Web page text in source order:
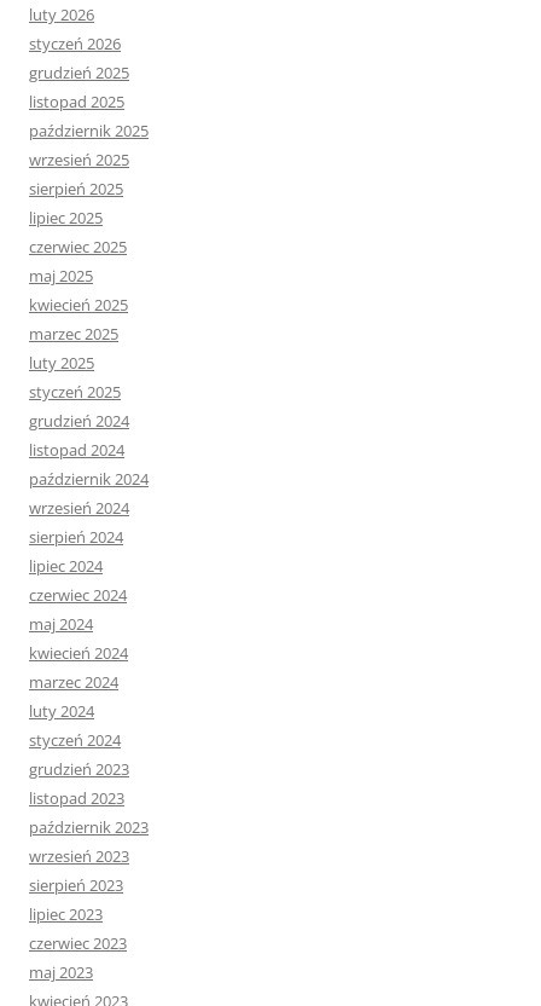
luty 2026
styczeń 2026
grudzień 2025
listopad 2025
październik 2025
wrzesień 2025
sierpień 2025
lipiec 2025
czerwiec 2025
maj 2025
kwiecień 2025
marzec 2025
luty 2025
styczeń 2025
grudzień 2024
listopad 2024
październik 2024
wrzesień 2024
sierpień 2024
lipiec 2024
czerwiec 2024
maj 2024
kwiecień 2024
marzec 2024
luty 2024
styczeń 2024
grudzień 2023
listopad 2023
październik 2023
wrzesień 2023
sierpień 2023
lipiec 2023
czerwiec 2023
maj 2023